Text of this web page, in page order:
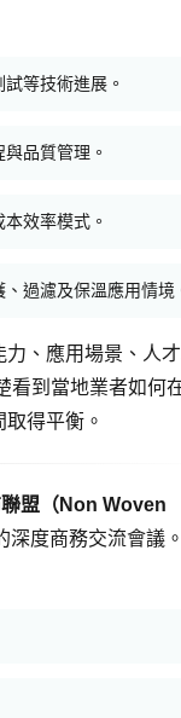
等技術進展。
品質管理。
效率模式。
過濾及保溫應用情境
、應用場景、人
看到當地業者如何
得平衡。
盟（Non Woven
深度商務交流會議